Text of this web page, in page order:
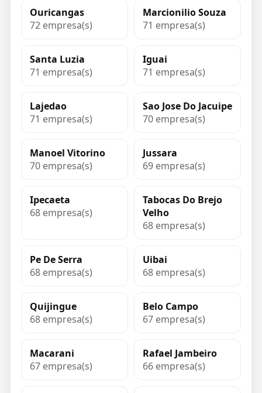
Ouricangas
72 empresa(s)
Marcionilio Souza
71 empresa(s)
Santa Luzia
71 empresa(s)
Iguai
71 empresa(s)
Lajedao
71 empresa(s)
Sao Jose Do Jacuipe
70 empresa(s)
Manoel Vitorino
70 empresa(s)
Jussara
69 empresa(s)
Ipecaeta
68 empresa(s)
Tabocas Do Brejo
Velho
68 empresa(s)
Pe De Serra
68 empresa(s)
Uibai
68 empresa(s)
Quijingue
68 empresa(s)
Belo Campo
67 empresa(s)
Macarani
67 empresa(s)
Rafael Jambeiro
66 empresa(s)